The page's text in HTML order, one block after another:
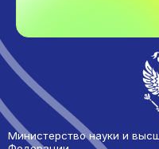
Министерство науки и